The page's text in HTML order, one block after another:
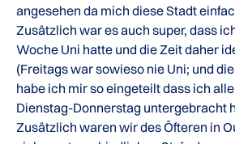
angesehen da mich diese Stadt
Zusätzlich war es auch super, dass
Woche Uni hatte und die Zeit daher
(Freitags war sowieso nie Uni; und
habe ich mir so eingeteilt dass ich
Dienstag-Donnerstag untergebracht
Zusätzlich waren wir des Öfteren in